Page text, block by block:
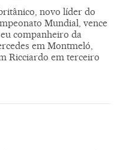
novo líder do
Mundial, vence
companheiro da
em Montmeló,
Ricciardo em terceiro